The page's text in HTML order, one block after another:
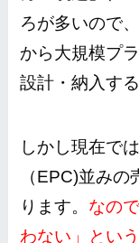
ろが多いので
から大規模プ
設計・納入す
しかし現在で
（EPC)並み
ります。 なの
わない」とい